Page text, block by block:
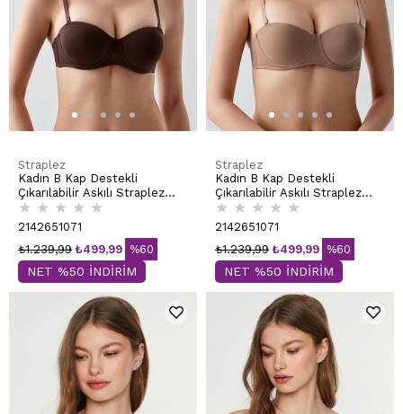
Straplez
Kadın B Kap Destekli
Çıkarılabilir Askılı Straplez
Basic Sütyen | Kahve 7055
★ ★ ★ ★ ★
2142651071
₺499,99
₺1.239,99 %60
NET %50 İNDİRİM
Straplez
Kadın B Kap Destekli
Çıkarılabilir Askılı Straplez
Basic Sütyen | Cappuccino
7055
★ ★ ★ ★ ★
2142651071
₺499,99
₺1.239,99 %60
NET %50 İNDİRİM